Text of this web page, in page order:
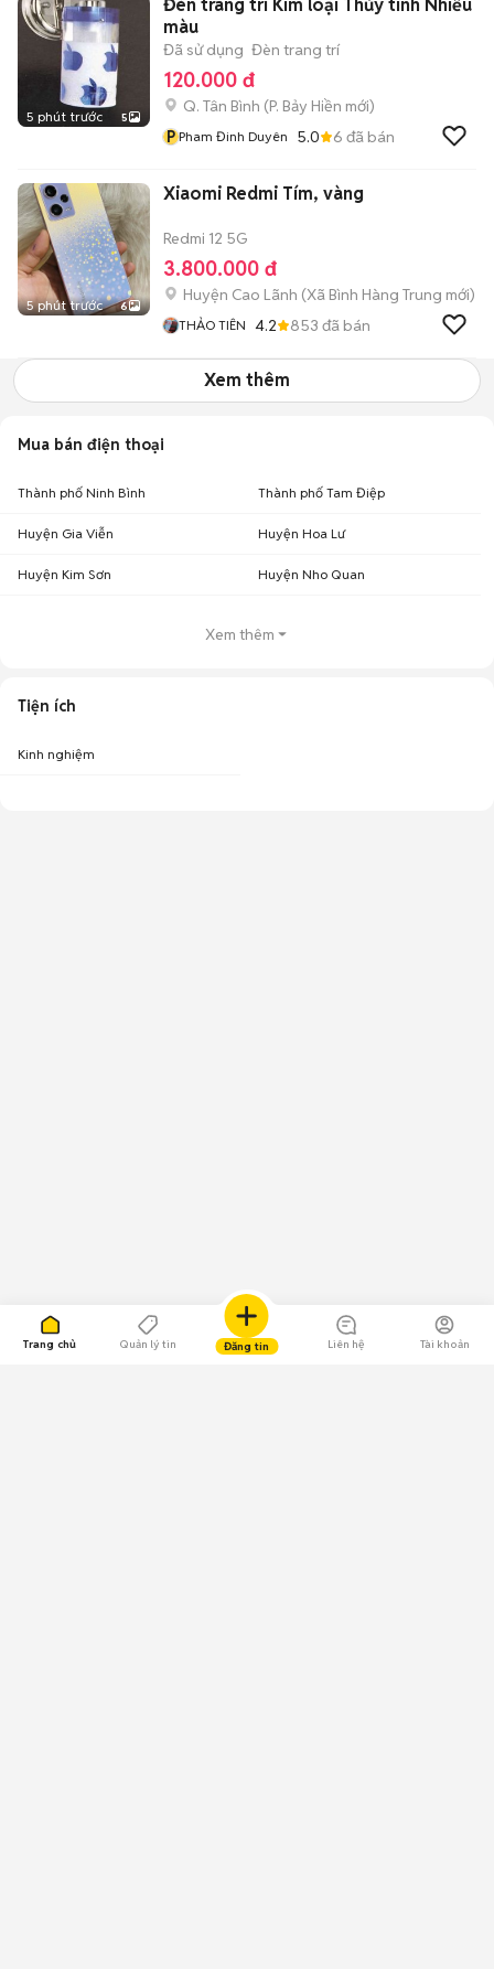
Trang chủ Quản lý tin Đăng tin Liên hệ Tài khoản
5 phút trước 5
Đèn trang trí Kim loại Thủy tinh Nhiều
màu
Đã sử dụng Đèn trang trí
120.000 đ
Q. Tân Bình (P. Bảy Hiền mới)
P Pham Đinh Duyên 5.0 6 đã bán
5 phút trước 6
Xiaomi Redmi Tím, vàng
Redmi 12 5G
3.800.000 đ
Huyện Cao Lãnh (Xã Bình Hàng Trung mới)
THẢO TIÊN 4.2 853 đã bán
Xem thêm
Mua bán điện thoại
Thành phố Ninh Bình Thành phố Tam Điệp
Huyện Gia Viễn Huyện Hoa Lư
Huyện Kim Sơn Huyện Nho Quan
Xem thêm
Tiện ích
Kinh nghiệm